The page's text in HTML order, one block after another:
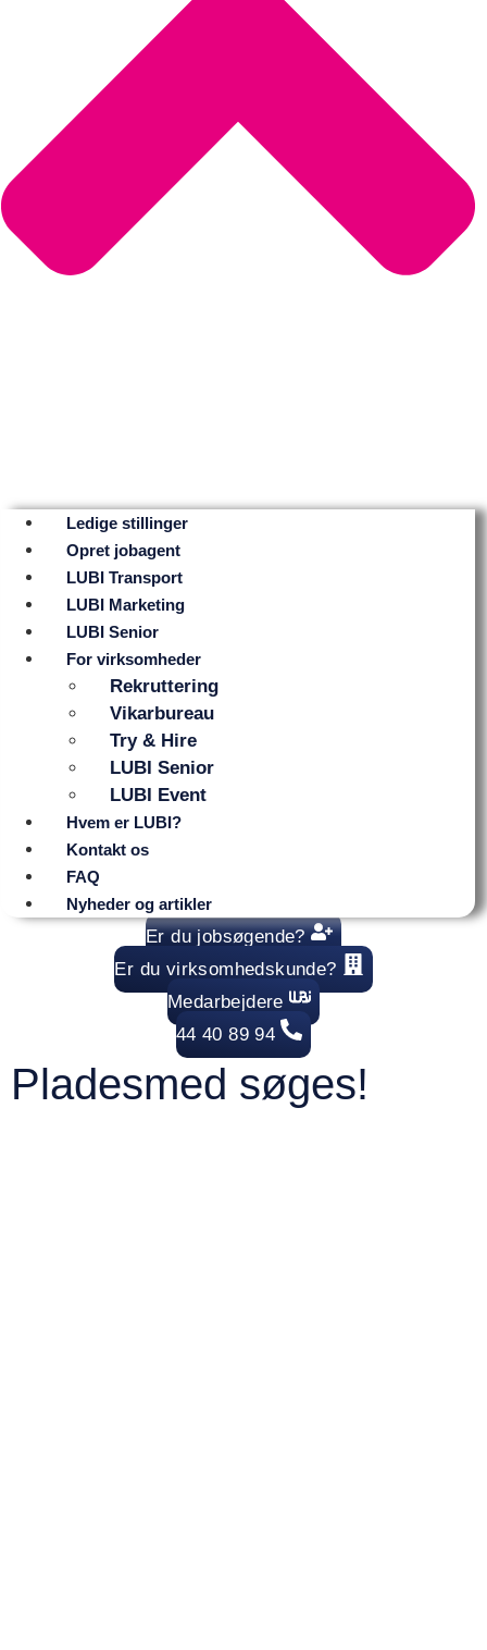
Ledige stillinger
Opret jobagent
LUBI Transport
LUBI Marketing
LUBI Senior
For virksomheder
Rekruttering
Vikarbureau
Try & Hire
LUBI Senior
LUBI Event
Hvem er LUBI?
Kontakt os
FAQ
Nyheder og artikler
Er du jobsøgende?
Er du virksomhedskunde?
Medarbejdere
44 40 89 94
Pladesmed søges!